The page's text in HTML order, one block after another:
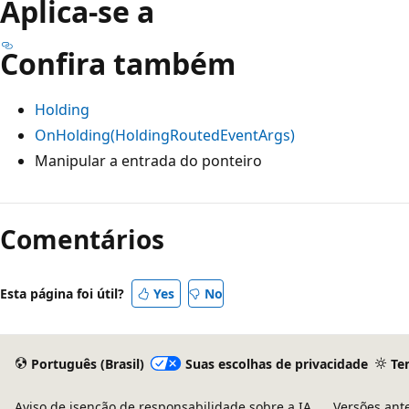
Aplica-se a
Confira também
Holding
OnHolding(HoldingRoutedEventArgs)
Manipular a entrada do ponteiro
Comentários
Esta página foi útil? Yes No
Português (Brasil) Suas escolhas de privacidade